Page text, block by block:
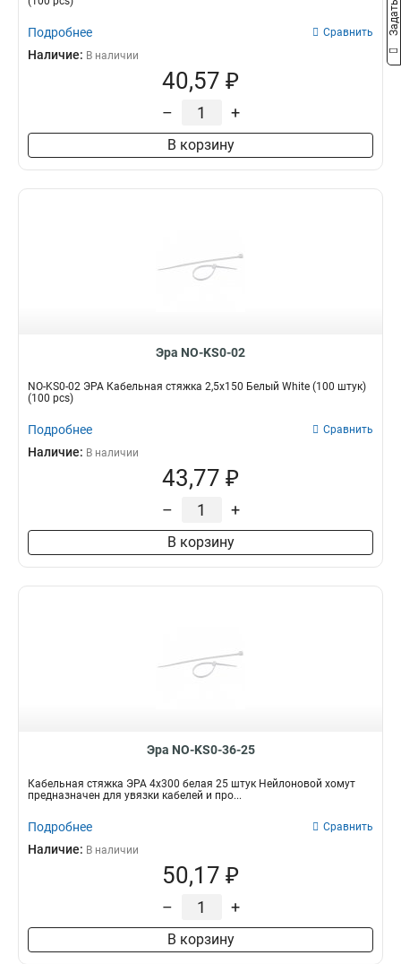
Подробнее Сравнить
Наличие: В наличии
40,57 ₽
– +
В корзину
Эра NO-KS0-02
NO-KS0-02 ЭРА Кабельная стяжка 2,5х150 Белый White (100 штук)
(100 pcs)
Подробнее Сравнить
Наличие: В наличии
43,77 ₽
– +
В корзину
Эра NO-KS0-36-25
Кабельная стяжка ЭРА 4x300 белая 25 штук Нейлоновой хомут
предназначен для увязки кабелей и про...
Подробнее Сравнить
Наличие: В наличии
50,17 ₽
– +
В корзину